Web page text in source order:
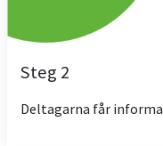
Steg 2
Deltagarna får